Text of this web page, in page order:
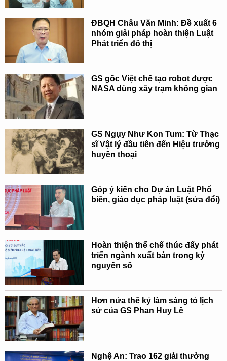
ĐBQH Châu Văn Minh: Đề xuất 6
nhóm giải pháp hoàn thiện Luật
Phát triển đô thị
GS gốc Việt chế tạo robot được
NASA dùng xây trạm không gian
GS Ngụy Như Kon Tum: Từ Thạc
sĩ Vật lý đầu tiên đến Hiệu trưởng
huyền thoại
Góp ý kiến cho Dự án Luật Phổ
biến, giáo dục pháp luật (sửa đổi)
Hoàn thiện thể chế thúc đẩy phát
triển ngành xuất bản trong kỷ
nguyên số
Hơn nửa thế kỷ làm sáng tỏ lịch
sử của GS Phan Huy Lê
Nghệ An: Trao 162 giải thưởng